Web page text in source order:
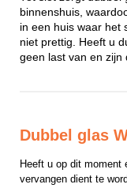
binnenshuis,
in een huis waar het
niet prettig. Heeft u
geen last van en zijn
Dubbel glas
Heeft u op dit moment
vervangen dient te